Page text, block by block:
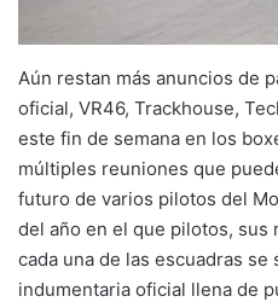
Aún restan más anuncios de
oficial, VR46, Trackhouse,
este fin de semana en los
múltiples reuniones que
futuro de varios pilotos del
del año en el que pilotos, sus
cada una de las escuadras se
indumentaria oficial llena de